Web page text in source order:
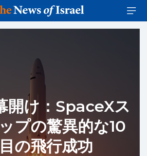
開け：SpaceXス
プの驚異的な10
の飛行成功